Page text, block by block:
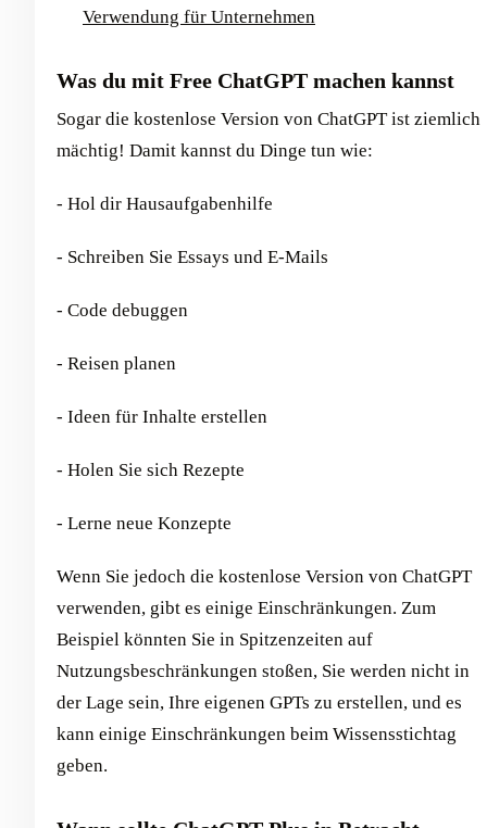
Verwendung für Unternehmen
Was du mit Free ChatGPT machen kannst
Sogar die kostenlose Version von ChatGPT ist ziemlich
mächtig! Damit kannst du Dinge tun wie:
- Hol dir Hausaufgabenhilfe
- Schreiben Sie Essays und E-Mails
- Code debuggen
- Reisen planen
- Ideen für Inhalte erstellen
- Holen Sie sich Rezepte
- Lerne neue Konzepte
Wenn Sie jedoch die kostenlose Version von ChatGPT
verwenden, gibt es einige Einschränkungen. Zum
Beispiel könnten Sie in Spitzenzeiten auf
Nutzungsbeschränkungen stoßen, Sie werden nicht in
der Lage sein, Ihre eigenen GPTs zu erstellen, und es
kann einige Einschränkungen beim Wissensstichtag
geben.